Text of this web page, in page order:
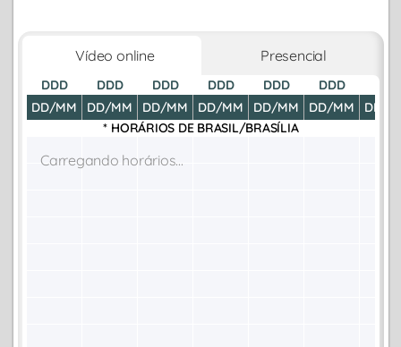
Vídeo online Presencial
DDD
DD/MM
DDD
DD/MM
DDD
DD/MM
DDD
DD/MM
DDD
DD/MM
DDD
DD/MM
DD/
* HORÁRIOS DE BRASIL/BRASÍLIA
Carregando horários...